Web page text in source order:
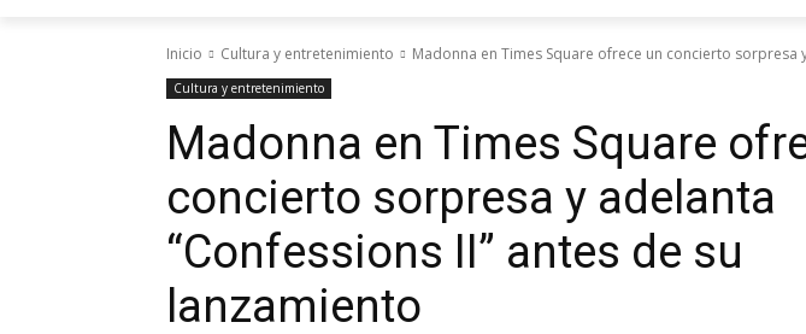
Inicio Cultura y entretenimiento Madonna en Times Square ofrece un concierto sorpresa
Cultura y entretenimiento
Madonna en Times Square
concierto sorpresa y adelanta
“Confessions II” antes de su
lanzamiento